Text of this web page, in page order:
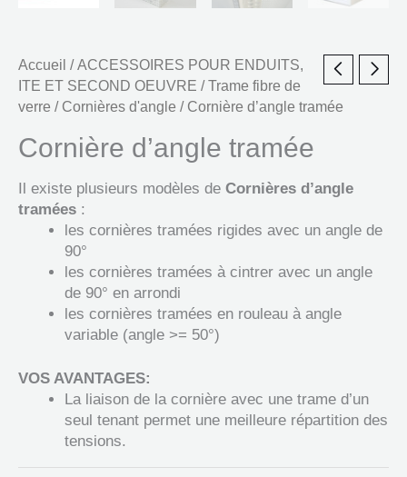
Accueil /ACCESSOIRES POUR ENDUITS,
ITE ET SECOND OEUVRE /Trame fibre de
verre / Cornières d'angle / Cornière d’angle tramée
Cornière d’angle tramée
Il existe plusieurs modèles de Cornières d’angle
tramées :
les cornières tramées rigides avec un angle de
90°
les cornières tramées à cintrer avec un angle
de 90° en arrondi
les cornières tramées en rouleau à angle
variable (angle >= 50°)
VOS AVANTAGES:
La liaison de la cornière avec une trame d’un
seul tenant permet une meilleure répartition des
tensions.